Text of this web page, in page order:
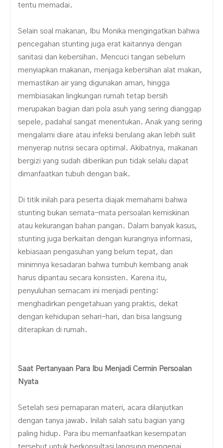
tentu memadai.
Selain soal makanan, Ibu Monika mengingatkan bahwa
pencegahan stunting juga erat kaitannya dengan
sanitasi dan kebersihan. Mencuci tangan sebelum
menyiapkan makanan, menjaga kebersihan alat makan,
memastikan air yang digunakan aman, hingga
membiasakan lingkungan rumah tetap bersih
merupakan bagian dari pola asuh yang sering dianggap
sepele, padahal sangat menentukan. Anak yang sering
mengalami diare atau infeksi berulang akan lebih sulit
menyerap nutrisi secara optimal. Akibatnya, makanan
bergizi yang sudah diberikan pun tidak selalu dapat
dimanfaatkan tubuh dengan baik.
Di titik inilah para peserta diajak memahami bahwa
stunting bukan semata-mata persoalan kemiskinan
atau kekurangan bahan pangan. Dalam banyak kasus,
stunting juga berkaitan dengan kurangnya informasi,
kebiasaan pengasuhan yang belum tepat, dan
minimnya kesadaran bahwa tumbuh kembang anak
harus dipantau secara konsisten. Karena itu,
penyuluhan semacam ini menjadi penting:
menghadirkan pengetahuan yang praktis, dekat
dengan kehidupan sehari-hari, dan bisa langsung
diterapkan di rumah.
Saat Pertanyaan Para Ibu Menjadi Cermin Persoalan
Nyata
Setelah sesi pemaparan materi, acara dilanjutkan
dengan tanya jawab. Inilah salah satu bagian yang
paling hidup. Para ibu memanfaatkan kesempatan